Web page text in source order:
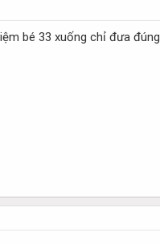
bé 33 xuống chỉ đưa đúng